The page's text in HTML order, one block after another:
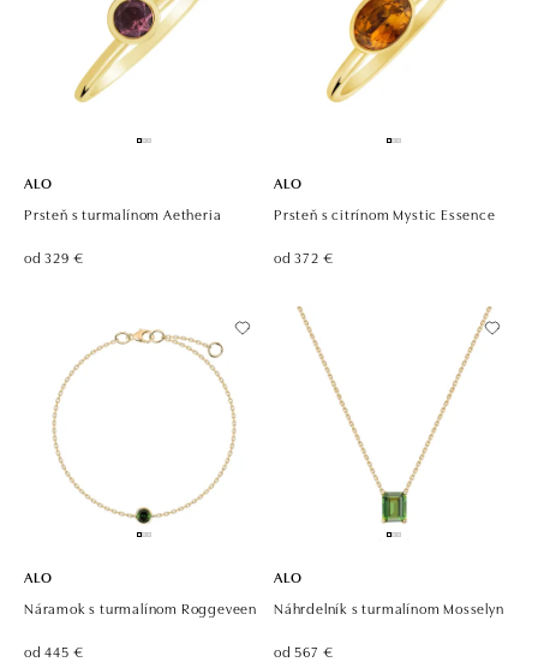
ALO
Prsteň s turmalínom Aetheria
od 329 €
ALO
Prsteň s citrínom Mystic Essence
od 372 €
ALO
Náramok s turmalínom Roggeveen
od 445 €
ALO
Náhrdelník s turmalínom Mosselyn
od 567 €